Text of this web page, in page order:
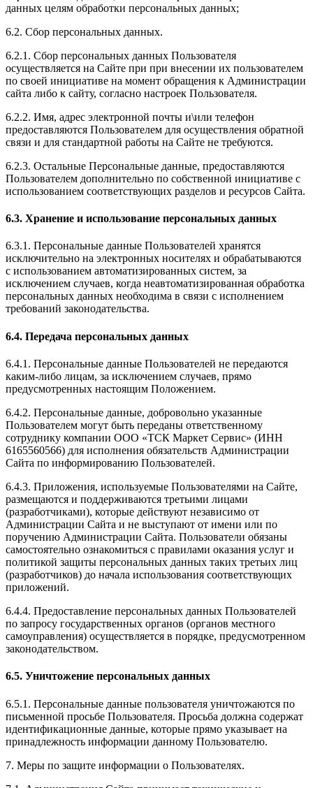
данных целям обработки персональных данных;
6.2. Сбор персональных данных.
6.2.1. Сбор персональных данных Пользователя
осуществляется на Сайте при при внесении их пользователем
по своей инициативе на момент обращения к Администрации
сайта либо к сайту, согласно настроек Пользователя.
6.2.2. Имя, адрес электронной почты и\или телефон
предоставляются Пользователем для осуществления обратной
связи и для стандартной работы на Сайте не требуются.
6.2.3. Остальные Персональные данные, предоставляются
Пользователем дополнительно по собственной инициативе с
использованием соответствующих разделов и ресурсов Сайта.
6.3. Хранение и использование персональных данных
6.3.1. Персональные данные Пользователей хранятся
исключительно на электронных носителях и обрабатываются
с использованием автоматизированных систем, за
исключением случаев, когда неавтоматизированная обработка
персональных данных необходима в связи с исполнением
требований законодательства.
6.4. Передача персональных данных
6.4.1. Персональные данные Пользователей не передаются
каким-либо лицам, за исключением случаев, прямо
предусмотренных настоящим Положением.
6.4.2. Персональные данные, добровольно указанные
Пользователем могут быть переданы ответственному
сотруднику компании ООО «ТСК Маркет Сервис» (ИНН
6165560566) для исполнения обязательств Администрации
Сайта по информированию Пользователей.
6.4.3. Приложения, используемые Пользователями на Сайте,
размещаются и поддерживаются третьими лицами
(разработчиками), которые действуют независимо от
Администрации Сайта и не выступают от имени или по
поручению Администрации Сайта. Пользователи обязаны
самостоятельно ознакомиться с правилами оказания услуг и
политикой защиты персональных данных таких третьих лиц
(разработчиков) до начала использования соответствующих
приложений.
6.4.4. Предоставление персональных данных Пользователей
по запросу государственных органов (органов местного
самоуправления) осуществляется в порядке, предусмотренном
законодательством.
6.5. Уничтожение персональных данных
6.5.1. Персональные данные пользователя уничтожаются по
письменной просьбе Пользователя. Просьба должна содержат
идентификационные данные, которые прямо указывает на
принадлежность информации данному Пользователю.
7. Меры по защите информации о Пользователях.